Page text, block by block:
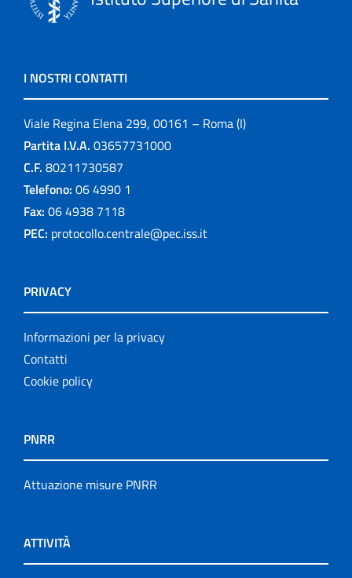
I NOSTRI CONTATTI
Viale Regina Elena 299, 00161 – Roma (I)
Partita I.V.A. 03657731000
C.F. 80211730587
Telefono: 06 4990 1
Fax: 06 4938 7118
PEC: protocollo.centrale@pec.iss.it
PRIVACY
Informazioni per la privacy
Contatti
Cookie policy
PNRR
Attuazione misure PNRR
ATTIVITÀ